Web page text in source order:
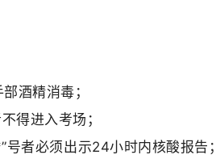
酒精消毒；
得进入考场；
者必须出示24小时内核酸报告；